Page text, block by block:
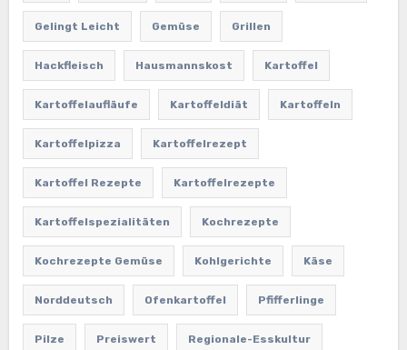
Gelingt Leicht Gemüse Grillen
Hackfleisch Hausmannskost Kartoffel
Kartoffelaufläufe Kartoffeldiät Kartoffeln
Kartoffelpizza Kartoffelrezept
Kartoffel Rezepte Kartoffelrezepte
Kartoffelspezialitäten Kochrezepte
Kochrezepte Gemüse Kohlgerichte Käse
Norddeutsch Ofenkartoffel Pfifferlinge
Pilze Preiswert Regionale-Esskultur